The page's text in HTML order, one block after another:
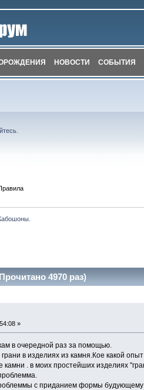
НОВОСТИ СОБЫТИЯ
4970 раз)
»
в очередной раз за помощью.
в изделиях из камня.Кое какой
камни . в моих простейших изделиях
с приданием формы будующему